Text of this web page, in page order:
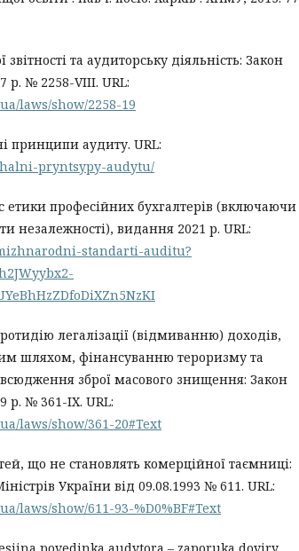
та аудиторську діяльність: Закон
р. № 2258-VІІІ. URL:
laws/show/2258-19
принципи аудиту. URL:
pryntsypy-audytu/
професійних бухгалтерів (включаючи
незалежності), видання 2021 р. URL:
standarti-auditu?
легалізації (відмиванню) доходів,
шляхом, фінансуванню тероризму та
зброї масового знищення: Закон
р. № 361-ІХ. URL:
laws/show/361-20#Text
що не становлять комерційної таємниці:
України від 09.08.1993 № 611. URL:
laws/show/611-93-%D0%BF#Text